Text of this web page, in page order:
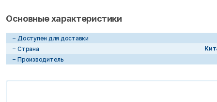
Основные характеристики
Доступен для доставки
Страна
Производитель